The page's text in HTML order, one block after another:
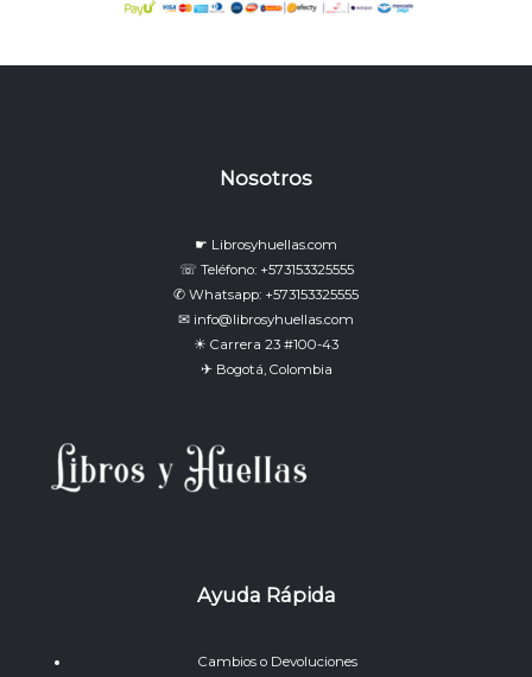
Nosotros
☛ Librosyhuellas.com
☏ Teléfono: +573153325555
✆ Whatsapp: +573153325555
✉ info@librosyhuellas.com
☀ Carrera 23 #100-43
✈ Bogotá, Colombia
Ayuda Rápida
Cambios o Devoluciones